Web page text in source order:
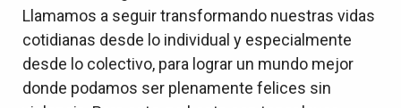
Llamamos a seguir transformando nuestras vidas
cotidianas desde lo individual y especialmente
desde lo colectivo, para lograr un mundo mejor
donde podamos ser plenamente felices sin